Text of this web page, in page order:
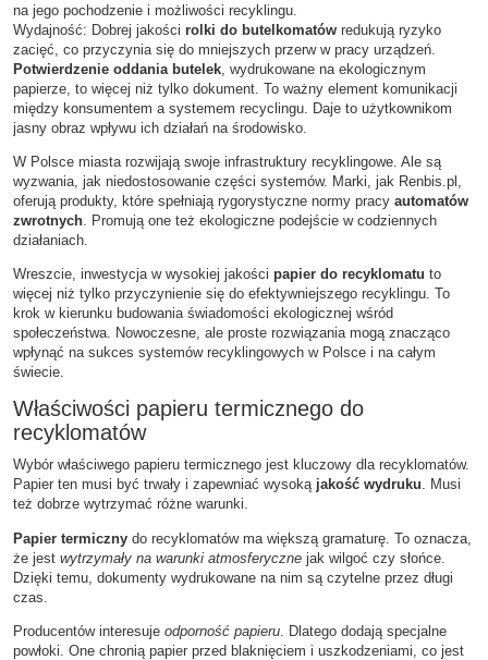
na jego pochodzenie i możliwości recyklingu.
Wydajność: Dobrej jakości rolki do butelkomatów redukują ryzyko
zacięć, co przyczynia się do mniejszych przerw w pracy urządzeń.
Potwierdzenie oddania butelek , wydrukowane na ekologicznym
papierze, to więcej niż tylko dokument. To ważny element komunikacji
między konsumentem a systemem recyclingu. Daje to użytkownikom
jasny obraz wpływu ich działań na środowisko.
W Polsce miasta rozwijają swoje infrastruktury recyklingowe. Ale są
wyzwania, jak niedostosowanie części systemów. Marki, jak Renbis.pl,
oferują produkty, które spełniają rygorystyczne normy pracy automatów
zwrotnych. Promują one też ekologiczne podejście w codziennych
działaniach.
Wreszcie, inwestycja w wysokiej jakości papier do recyklomatu to
więcej niż tylko przyczynienie się do efektywniejszego recyklingu. To
krok w kierunku budowania świadomości ekologicznej wśród
społeczeństwa. Nowoczesne, ale proste rozwiązania mogą znacząco
wpłynąć na sukces systemów recyklingowych w Polsce i na całym
świecie.
Właściwości papieru termicznego do
recyklomatów
Wybór właściwego papieru termicznego jest kluczowy dla recyklomatów.
Papier ten musi być trwały i zapewniać wysoką jakość wydruku. Musi
też dobrze wytrzymać różne warunki.
Papier termiczny do recyklomatów ma większą gramaturę. To oznacza,
że jest wytrzymały na warunki atmosferyczne jak wilgoć czy słońce.
Dzięki temu, dokumenty wydrukowane na nim są czytelne przez długi
czas.
Producentów interesuje odporność papieru . Dlatego dodają specjalne
powłoki. One chronią papier przed blaknięciem i uszkodzeniami, co jest